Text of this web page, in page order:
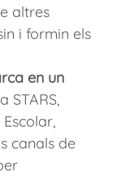
altres
i formin els
en un
STARS,
canals de